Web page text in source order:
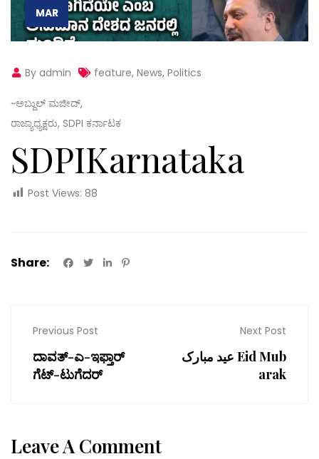
MAR
By admin feature, News, Politics
~ಅಬ್ದುಲ್ ಮಜೀದ್,
ರಾಜ್ಯಾಧ್ಯಕ್ಷರು, SDPI ಕರ್ನಾಟಕ
SDPIKarnataka
Post Views: 88
Share:
Previous Post
ದಾವತ್-ಎ-ಇಫ್ತಾರ್
ಗೆಟ್-ಟುಗೆದರ್
Next Post
عید مبارک Eid Mub
arak
Leave A Comment